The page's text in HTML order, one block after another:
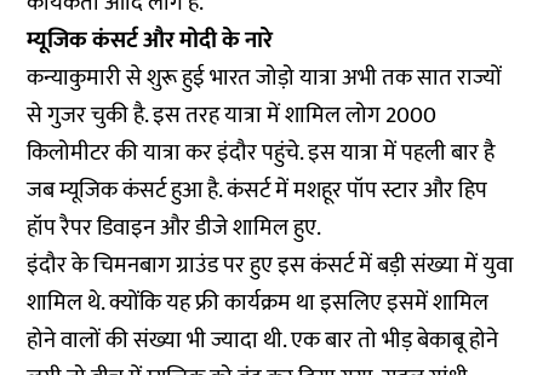
म्यूजिक कंसर्ट और मोदी के नारे
कन्याकुमारी से शुरू हुई भारत जोड़ो यात्रा अभी तक सात राज्यों
से गुजर चुकी है. इस तरह यात्रा में शामिल लोग 2000
किलोमीटर की यात्रा कर इंदौर पहुंचे. इस यात्रा में पहली बार है
जब म्यूजिक कंसर्ट हुआ है. कंसर्ट में मशहूर पॉप स्टार और हिप
हॉप रैपर डिवाइन और डीजे शामिल हुए.
इंदौर के चिमनबाग ग्राउंड पर हुए इस कंसर्ट में बड़ी संख्या में युवा
शामिल थे. क्योंकि यह फ्री कार्यक्रम था इसलिए इसमें शामिल
होने वालों की संख्या भी ज्यादा थी. एक बार तो भीड़ बेकाबू होने